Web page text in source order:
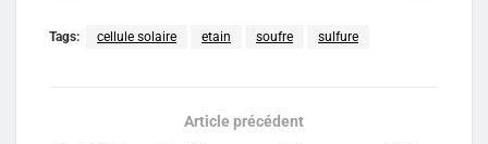
Tags: cellule solaire etain soufre sulfure
Article précédent